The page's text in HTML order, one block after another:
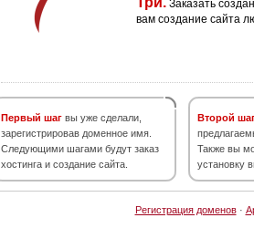
Заказать
вам создание сайта
Первый шаг вы уже сделали,
зарегистрировав доменное имя.
Следующими шагами будут заказ
хостинга и создание сайта.
Второй
Также вы
установку
Регистрация доменов·